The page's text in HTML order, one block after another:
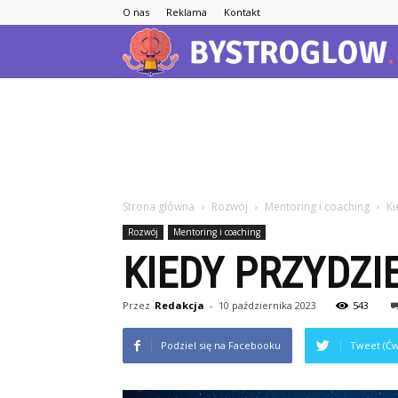
O nas Reklama Kontakt
Strona główna Rozwój Mentoring i coaching
Rozwój Mentoring i coaching
KIEDY
Przez Redakcja - 10 października 2023 543
Podziel się na Facebooku Tweet